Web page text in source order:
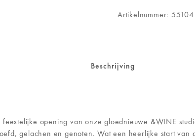
Artikelnummer: 55104
Beschrijving
opening van onze gloednieuwe &WINE
gelachen en genoten. Wat een heerlijke start van